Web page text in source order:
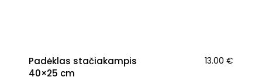
Padėklas stačiakampis
40×25 cm
13.00 €